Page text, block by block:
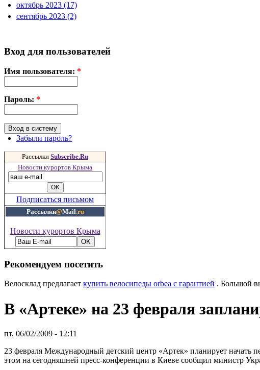
октябрь 2023 (17)
сентябрь 2023 (2)
Вход для пользователей
Имя пользователя: *
Пароль: *
Забыли пароль?
Рассылки Subscribe.Ru
Новости курортов Крыма
Подписаться письмом
Рассылки@Mail.ru
Новости курортов Крыма
Рекомендуем посетить
Велосклад предлагает купить велосипеды orbea с гарантией . Большой
В «Артеке» на 23 февраля
пт, 06/02/2009 - 12:11
23 февраля Международный детский центр «Артек» планирует начать
этом на сегодняшней пресс-конференции в Киеве сообщил министр